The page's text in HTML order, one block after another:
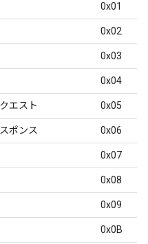
0x01
0x02
0x03
0x04
エスト 0x05
ポンス 0x06
0x07
0x08
0x09
0x0B